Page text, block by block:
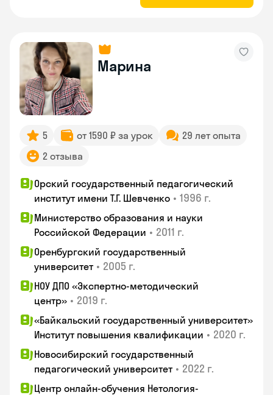
Марина
5 от 1590 ₽ за урок
29 лет опыта
2 отзыва
Орский государственный педагогический
институт имени Т.Г. Шевченко • 1996 г.
Министерство образования и науки
Российской Федерации • 2011 г.
Оренбургский государственный
университет • 2005 г.
НОУ ДПО «Экспертно-методический
центр» • 2019 г.
«Байкальский государственный университет»
Институт повышения квалификации • 2020 г.
Новосибирский государственный
педагогический университет • 2022 г.
Центр онлайн-обучения Нетология-